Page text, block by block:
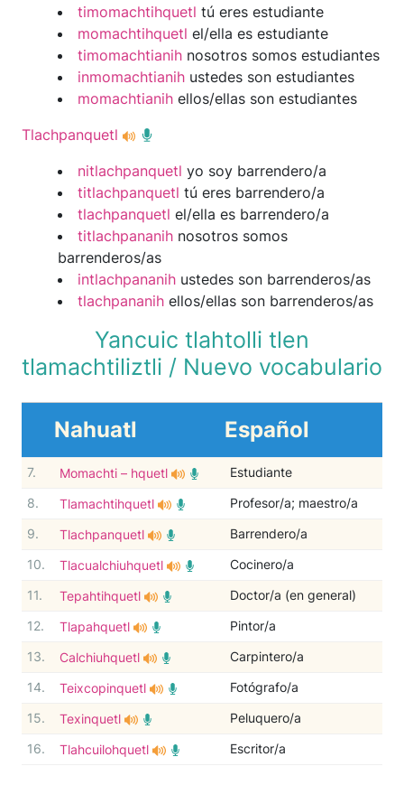
timomachtihquetl tú eres estudiante
momachtihquetl el/ella es estudiante
timomachtianih nosotros somos estudiantes
inmomachtianih ustedes son estudiantes
momachtianih ellos/ellas son estudiantes
Tlachpanquetl
nitlachpanquetl yo soy barrendero/a
titlachpanquetl tú eres barrendero/a
tlachpanquetl el/ella es barrendero/a
titlachpananih nosotros somos
barrenderos/as
intlachpananih ustedes son barrenderos/as
tlachpananih ellos/ellas son barrenderos/as
Yancuic tlahtolli tlen
tlamachtiliztli / Nuevo vocabulario
Nahuatl Español
7. Momachti – hquetl Estudiante
8. Tlamachtihquetl Profesor/a; maestro/a
9. Tlachpanquetl Barrendero/a
10. Tlacualchiuhquetl Cocinero/a
11. Tepahtihquetl Doctor/a (en general)
12. Tlapahquetl Pintor/a
13. Calchiuhquetl Carpintero/a
14. Teixcopinquetl Fotógrafo/a
15. Texinquetl Peluquero/a
16. Tlahcuilohquetl Escritor/a